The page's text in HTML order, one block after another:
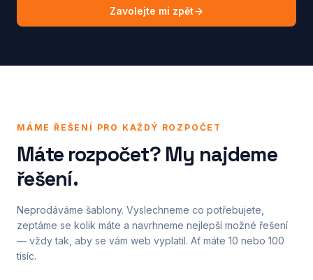
Zavolejte mi zpět
MÁME ŘEŠENÍ PRO KAŽDÝ ROZPOČET
Máte rozpočet? My najdeme
řešení.
Neprodáváme šablony. Vyslechneme co potřebujete,
zeptáme se kolik máte a navrhneme nejlepší možné řešení
— vždy tak, aby se vám web vyplatil. Ať máte 10 nebo 100
tisíc.